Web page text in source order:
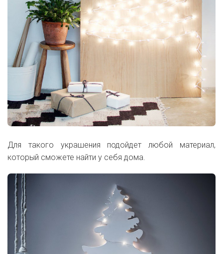
Для такого украшения подойдет любой материал,
который сможете найти у себя дома.